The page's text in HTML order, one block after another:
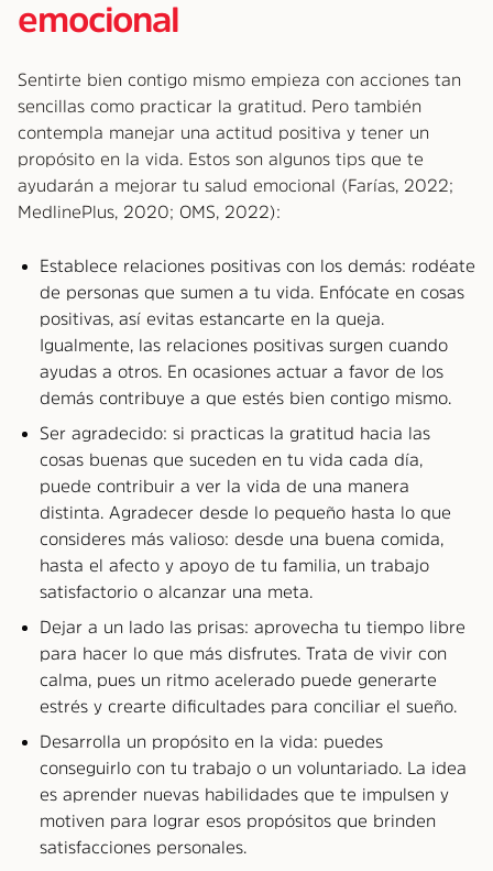
emocional
Sentirte bien contigo mismo empieza con acciones tan
sencillas como practicar la gratitud. Pero también
contempla manejar una actitud positiva y tener un
propósito en la vida. Estos son algunos tips que te
ayudarán a mejorar tu salud emocional (Farías, 2022;
MedlinePlus, 2020; OMS, 2022):
Establece relaciones positivas con los demás: rodéate
de personas que sumen a tu vida. Enfócate en cosas
positivas, así evitas estancarte en la queja.
Igualmente, las relaciones positivas surgen cuando
ayudas a otros. En ocasiones actuar a favor de los
demás contribuye a que estés bien contigo mismo.
Ser agradecido: si practicas la gratitud hacia las
cosas buenas que suceden en tu vida cada día,
puede contribuir a ver la vida de una manera
distinta. Agradecer desde lo pequeño hasta lo que
consideres más valioso: desde una buena comida,
hasta el afecto y apoyo de tu familia, un trabajo
satisfactorio o alcanzar una meta.
Dejar a un lado las prisas: aprovecha tu tiempo libre
para hacer lo que más disfrutes. Trata de vivir con
calma, pues un ritmo acelerado puede generarte
estrés y crearte dificultades para conciliar el sueño.
Desarrolla un propósito en la vida: puedes
conseguirlo con tu trabajo o un voluntariado. La idea
es aprender nuevas habilidades que te impulsen y
motiven para lograr esos propósitos que brinden
satisfacciones personales.